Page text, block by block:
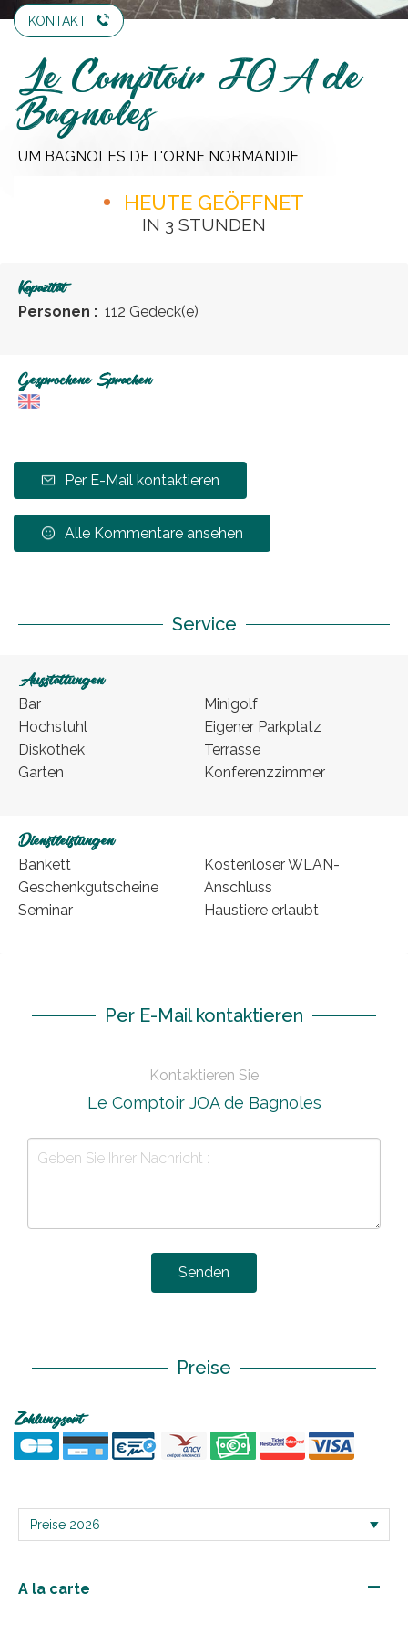
KONTAKT
Le Comptoir JOA de
Bagnoles
UM BAGNOLES DE L'ORNE NORMANDIE
HEUTE GEÖFFNET
IN 3 STUNDEN
Kapazität
Personen : 112 Gedeck(e)
Gesprochene Sprachen
Per E-Mail kontaktieren
Alle Kommentare ansehen
Service
Ausstattungen
Bar
Hochstuhl
Diskothek
Garten
Minigolf
Eigener Parkplatz
Terrasse
Konferenzzimmer
Dienstleistungen
Bankett
Geschenkgutscheine
Seminar
Kostenloser WLAN-
Anschluss
Haustiere erlaubt
Per E-Mail kontaktieren
Kontaktieren Sie
Le Comptoir JOA de Bagnoles
Senden
Preise
Zahlungsart
A la carte —